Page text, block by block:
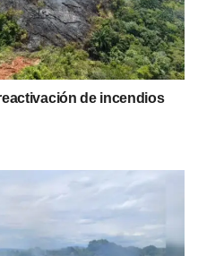
de incendios